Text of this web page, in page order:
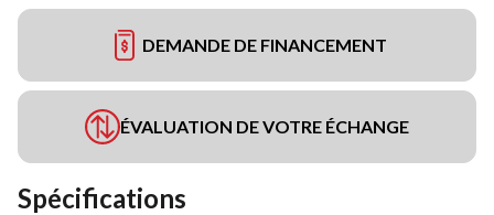
DEMANDE DE FINANCEMENT
ÉVALUATION DE VOTRE ÉCHANGE
Spécifications